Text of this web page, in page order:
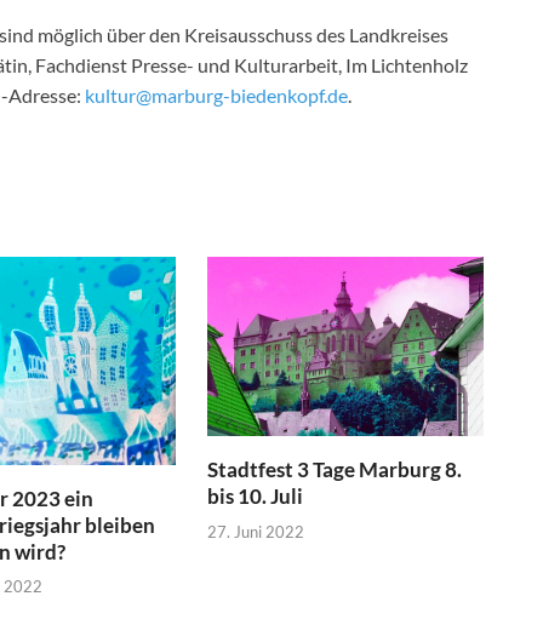
möglich über den Kreisausschuss des Landkreises
Fachdienst Presse- und Kulturarbeit, Im Lichtenholz
Adresse: kultur@marburg-biedenkopf.de.
2023 ein
bleiben
wird?
2022
Stadtfest 3 Tage Marburg 8.
bis 10. Juli
27. Juni 2022